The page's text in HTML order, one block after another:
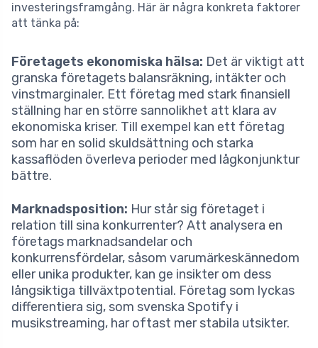
investeringsframgång. Här är några konkreta faktorer
att tänka på:
Företagets ekonomiska hälsa: Det är viktigt att
granska företagets balansräkning, intäkter och
vinstmarginaler. Ett företag med stark finansiell
ställning har en större sannolikhet att klara av
ekonomiska kriser. Till exempel kan ett företag
som har en solid skuldsättning och starka
kassaflöden överleva perioder med lågkonjunktur
bättre.
Marknadsposition: Hur står sig företaget i
relation till sina konkurrenter? Att analysera en
företags marknadsandelar och
konkurrensfördelar, såsom varumärkeskännedom
eller unika produkter, kan ge insikter om dess
långsiktiga tillväxtpotential. Företag som lyckas
differentiera sig, som svenska Spotify i
musikstreaming, har oftast mer stabila utsikter.